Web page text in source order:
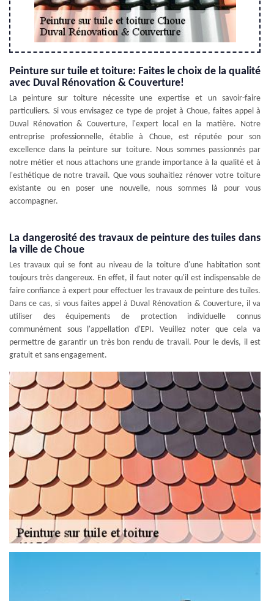
Peinture sur tuile et toiture: Faites le choix de la qualité
avec Duval Rénovation & Couverture!
La peinture sur toiture nécessite une expertise et un savoir-faire
particuliers. Si vous envisagez ce type de projet à Choue, faites appel à
Duval Rénovation & Couverture, l'expert local en la matière. Notre
entreprise professionnelle, établie à Choue, est réputée pour son
excellence dans la peinture sur toiture. Nous sommes passionnés par
notre métier et nous attachons une grande importance à la qualité et à
l'esthétique de notre travail. Que vous souhaitiez rénover votre toiture
existante ou en poser une nouvelle, nous sommes là pour vous
accompagner.
La dangerosité des travaux de peinture des tuiles dans
la ville de Choue
Les travaux qui se font au niveau de la toiture d'une habitation sont
toujours très dangereux. En effet, il faut noter qu'il est indispensable de
faire confiance à expert pour effectuer les travaux de peinture des tuiles.
Dans ce cas, si vous faites appel à Duval Rénovation & Couverture, il va
utiliser des équipements de protection individuelle connus
communément sous l'appellation d'EPI. Veuillez noter que cela va
permettre de garantir un très bon rendu de travail. Pour le devis, il est
gratuit et sans engagement.